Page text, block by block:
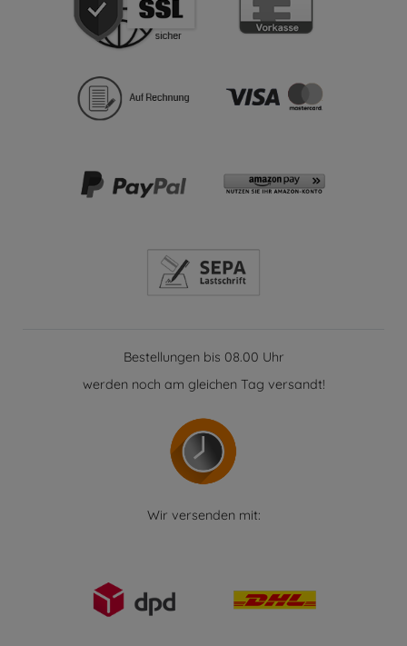
Bestellungen bis 08.00 Uhr
werden noch am gleichen Tag versandt!
Wir versenden mit: